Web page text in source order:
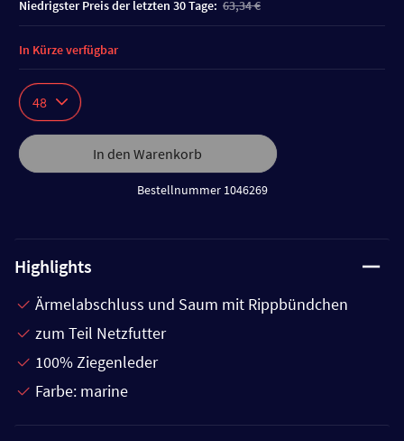
niedrigster Preis der letzten 30 Tage: 63,34 €
48
In den Warenkorb
Bestellnummer 1046269
In Kürze verfügbar
Highlights
Ärmelabschluss und Saum mit Rippbündchen
zum Teil Netzfutter
100% Ziegenleder
Farbe: marine